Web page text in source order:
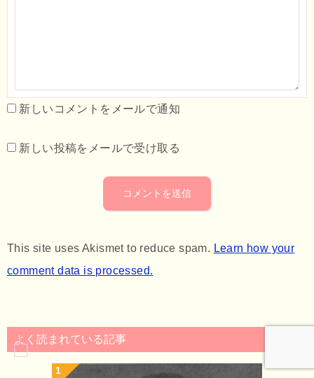
新しいコメントをメールで通知
新しい投稿をメールで受け取る
This site uses Akismet to reduce spam. Learn how your
comment data is processed.
よく読まれている記事